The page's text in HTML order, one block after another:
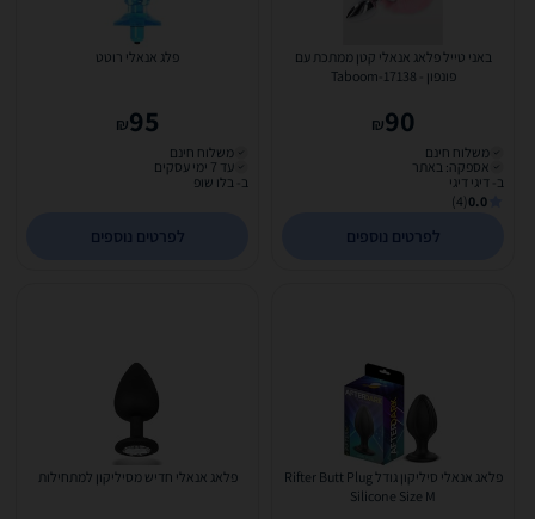
באני טייל פלאג אנאלי קטן ממתכת עם
פונפון - Taboom-17138
90
₪
משלוח חינם
אספקה: באתר
ב- דיגי דיגי
0.0
(4)
לפרטים נוספים
פלג אנאלי רוטט
95
₪
משלוח חינם
עד 7 ימי עסקים
ב- בלו שופ
לפרטים נוספים
פלאג אנאלי סיליקון גודל Rifter Butt Plug
Silicone Size M
פלאג אנאלי חדיש מסיליקון למתחילות